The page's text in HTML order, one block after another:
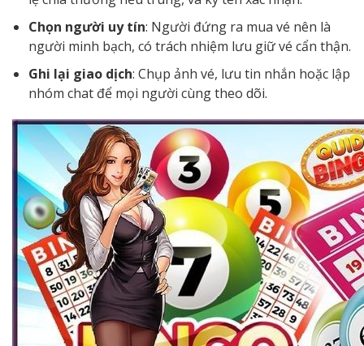
Chọn người uy tín: Người đứng ra mua vé nên là
người minh bạch, có trách nhiệm lưu giữ vé cẩn thận.
Ghi lại giao dịch: Chụp ảnh vé, lưu tin nhắn hoặc lập
nhóm chat để mọi người cùng theo dõi.